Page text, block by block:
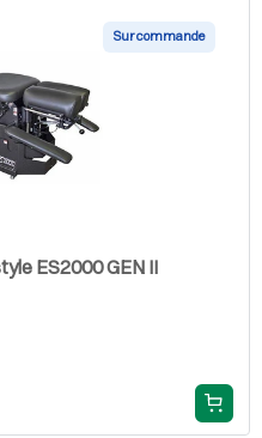
Sur commande
ES2000 GEN II